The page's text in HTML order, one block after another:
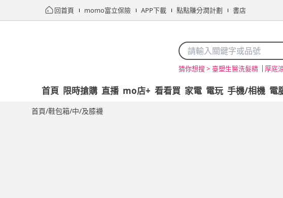
回首頁 momo富立保險 APP下載 點點賺分潤計劃 書店
猜你想搜 > 臺塑生醫洗髮精 厚底
首頁 限時搶購 直播 mo店+ 看看買 家電 電玩 手機/相機 電
首頁/鞋包箱/中/及膝襪